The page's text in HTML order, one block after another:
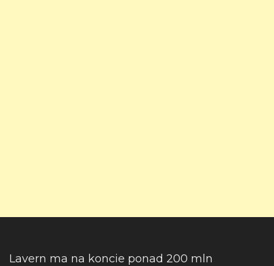
Lavern ma na koncie ponad 200 mln